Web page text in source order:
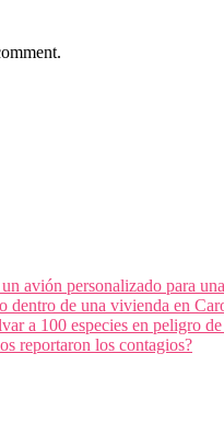
avión personalizado para
dentro de una vivienda en
a 100 especies en peligro
reportaron los contagios?